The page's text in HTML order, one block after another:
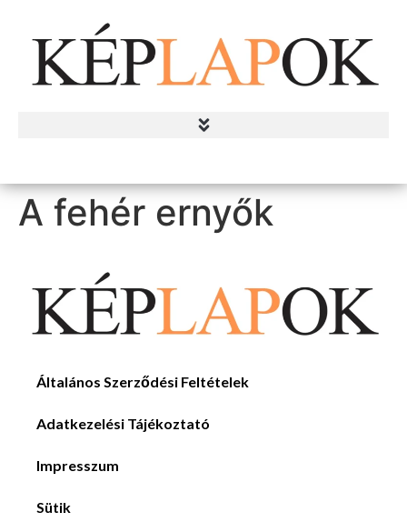
A fehér ernyők
Általános Szerződési Feltételek
Adatkezelési Tájékoztató
Impresszum
Sütik